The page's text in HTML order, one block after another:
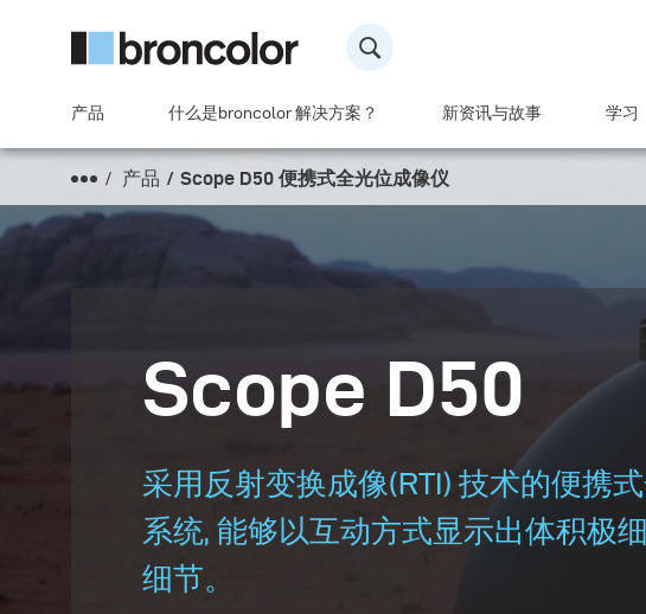
产品 什么是broncolor 解决方案？ 新资讯与故事 学习
产品 Scope D50 便携式全光位成像仪
Scope D50
采用反射变换成像(RTI) 技术的便携
系统, 能够以互动方式显示出体积极
细节。